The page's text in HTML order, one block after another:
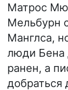
Матрос
Мельбурн
Манглса,
люди Бена
ранен, а
добраться